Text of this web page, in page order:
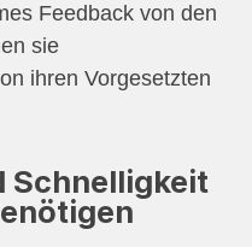
Feedback von den
sie
ihren Vorgesetzten
Schnelligkeit